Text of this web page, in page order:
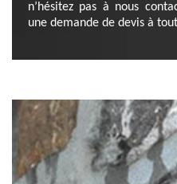
n’hésitez pas à nous
une demande de devis à